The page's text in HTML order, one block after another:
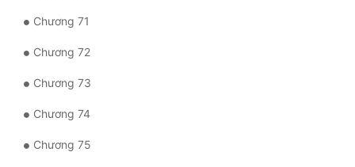
Chương 71
Chương 72
Chương 73
Chương 74
Chương 75